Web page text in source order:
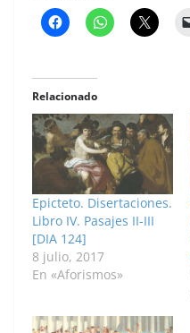
Relacionado
Epicteto. Disertaciones.
Libro IV. Pasajes II-III
[DIA 124]
8 julio, 2017
En «Aforismos»